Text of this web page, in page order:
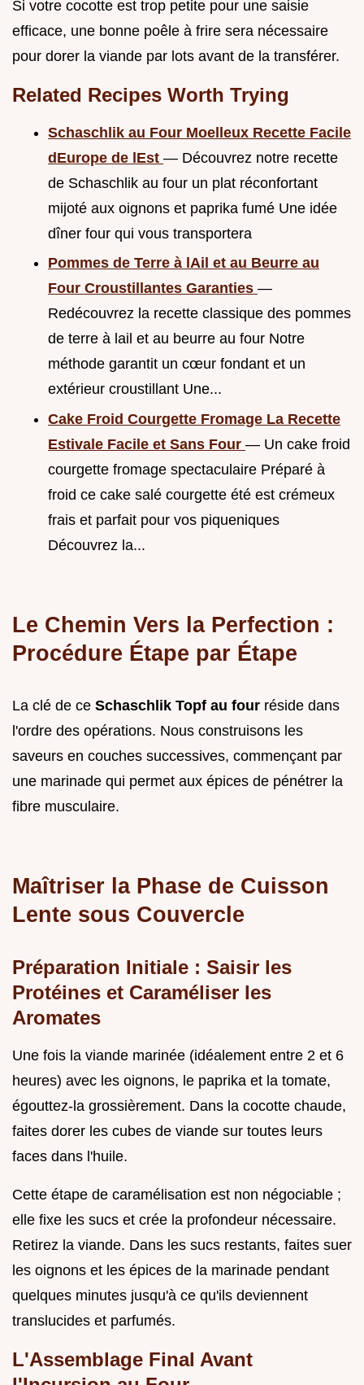
Si votre cocotte est trop petite pour une saisie
efficace, une bonne poêle à frire sera nécessaire
pour dorer la viande par lots avant de la transférer.
Related Recipes Worth Trying
Schaschlik au Four Moelleux Recette Facile
dEurope de lEst — Découvrez notre recette
de Schaschlik au four un plat réconfortant
mijoté aux oignons et paprika fumé Une idée
dîner four qui vous transportera
Pommes de Terre à lAil et au Beurre au
Four Croustillantes Garanties —
Redécouvrez la recette classique des pommes
de terre à lail et au beurre au four Notre
méthode garantit un cœur fondant et un
extérieur croustillant Une...
Cake Froid Courgette Fromage La Recette
Estivale Facile et Sans Four — Un cake froid
courgette fromage spectaculaire Préparé à
froid ce cake salé courgette été est crémeux
frais et parfait pour vos piqueniques
Découvrez la...
Le Chemin Vers la Perfection :
Procédure Étape par Étape
La clé de ce Schaschlik Topf au four réside dans
l'ordre des opérations. Nous construisons les
saveurs en couches successives, commençant par
une marinade qui permet aux épices de pénétrer la
fibre musculaire.
Maîtriser la Phase de Cuisson
Lente sous Couvercle
Préparation Initiale : Saisir les
Protéines et Caraméliser les
Aromates
Une fois la viande marinée (idéalement entre 2 et 6
heures) avec les oignons, le paprika et la tomate,
égouttez-la grossièrement. Dans la cocotte chaude,
faites dorer les cubes de viande sur toutes leurs
faces dans l'huile.
Cette étape de caramélisation est non négociable ;
elle fixe les sucs et crée la profondeur nécessaire.
Retirez la viande. Dans les sucs restants, faites suer
les oignons et les épices de la marinade pendant
quelques minutes jusqu'à ce qu'ils deviennent
translucides et parfumés.
L'Assemblage Final Avant